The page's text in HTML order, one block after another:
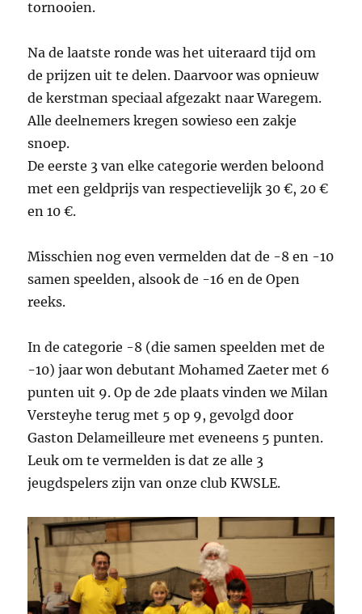
tornooien.
Na de laatste ronde was het uiteraard tijd om
de prijzen uit te delen. Daarvoor was opnieuw
de kerstman speciaal afgezakt naar Waregem.
Alle deelnemers kregen sowieso een zakje
snoep.
De eerste 3 van elke categorie werden beloond
met een geldprijs van respectievelijk 30 €, 20 €
en 10 €.
Misschien nog even vermelden dat de -8 en -10
samen speelden, alsook de -16 en de Open
reeks.
In de categorie -8 (die samen speelden met de
-10) jaar won debutant Mohamed Zaeter met 6
punten uit 9. Op de 2de plaats vinden we Milan
Versteyhe terug met 5 op 9, gevolgd door
Gaston Delameilleure met eveneens 5 punten.
Leuk om te vermelden is dat ze alle 3
jeugdspelers zijn van onze club KWSLE.